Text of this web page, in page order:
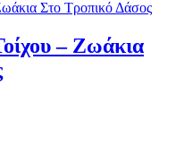
– Ζωάκια